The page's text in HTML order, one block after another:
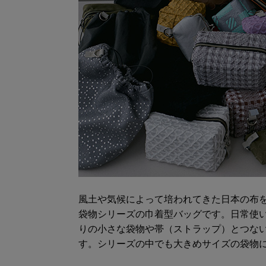
風土や気候によって培われてきた日本の布
袋物シリーズの巾着型バッグです。日常使
りの小さな袋物や帯（ストラップ）とつな
す。シリーズの中でも大きめサイズの袋物